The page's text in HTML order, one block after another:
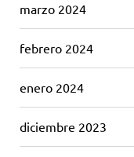
marzo 2024
febrero 2024
enero 2024
diciembre 2023